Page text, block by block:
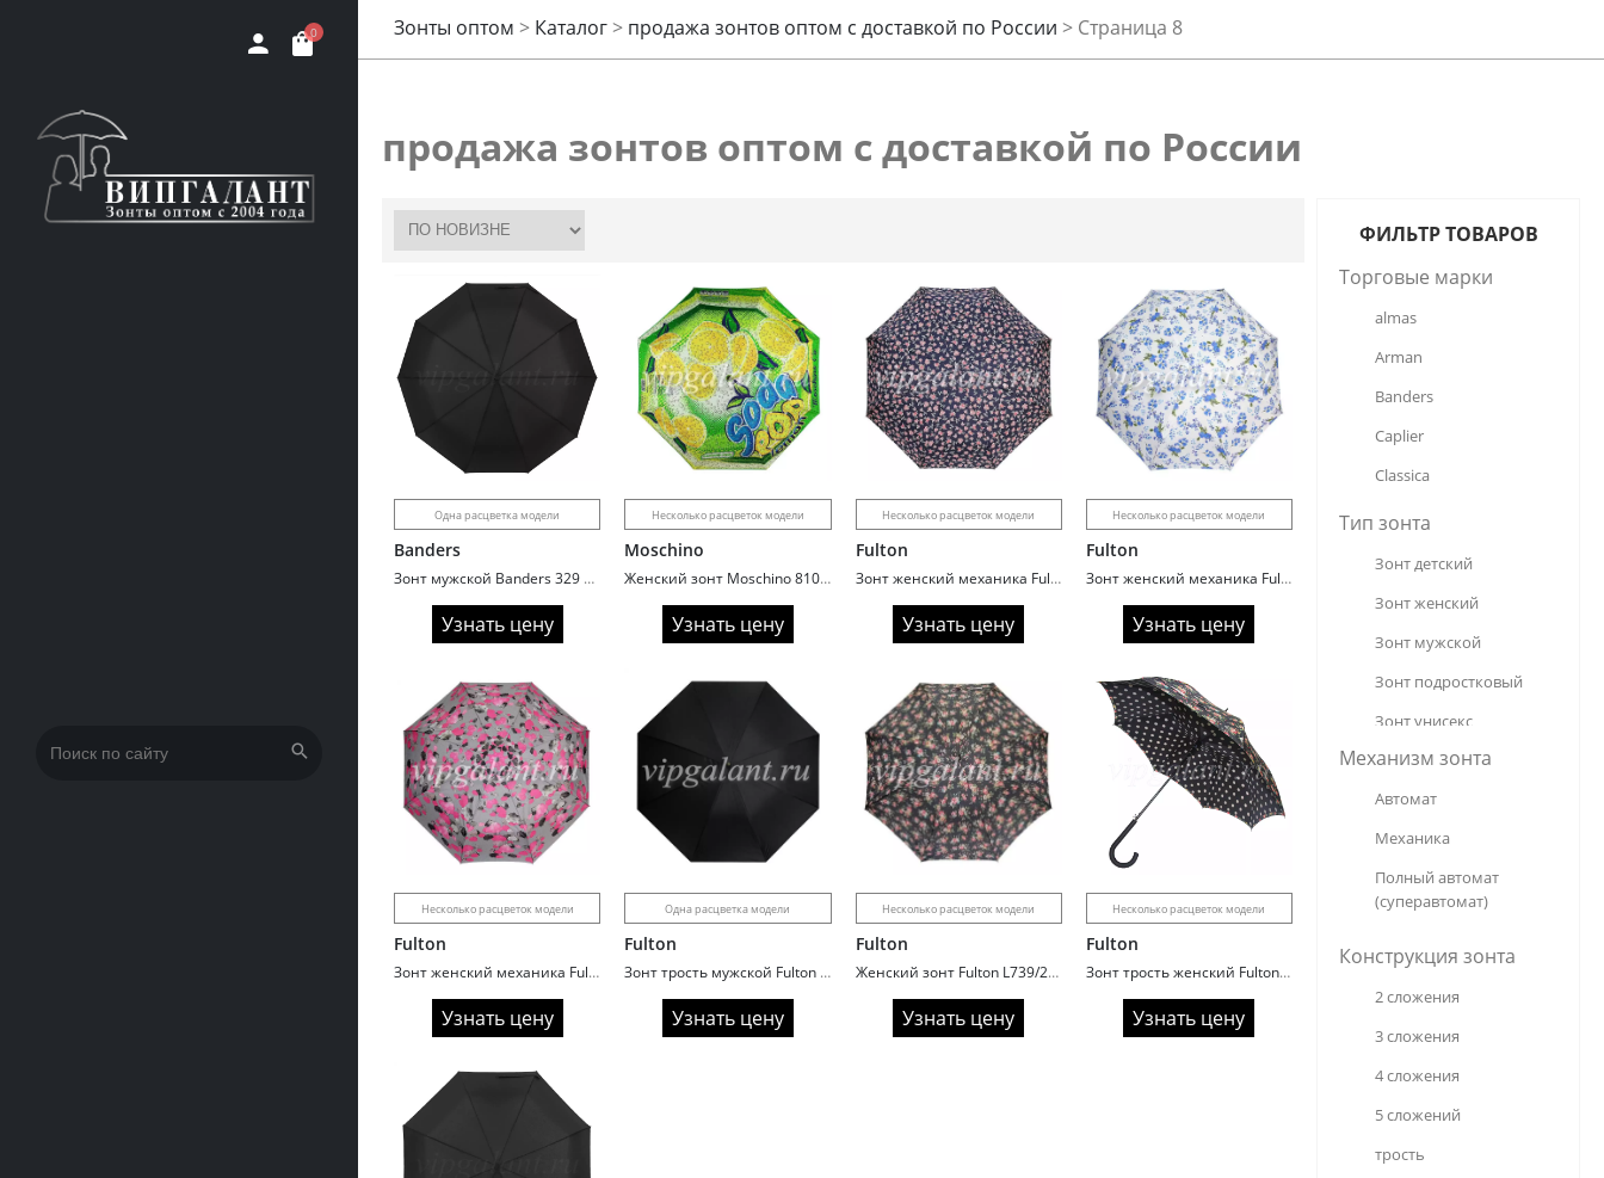
0
Искать:
Зонты оптом > Каталог> продажа зонтов оптом с доставкой по России > Страница 8
продажа зонтов оптом с доставкой по России
Одна расцветка модели
Banders
Зонт мужской Banders 329 ручка полукрюк
Узнать цену
Несколько расцветок модели
Moschino
Женский зонт Moschino 8100 Verde Mini Multi
Узнать цену
Несколько расцветок модели
Fulton
Зонт женский механика Fulton L354/2936 Summer Spray (Цветы)
Узнать цену
Несколько расцветок модели
Fulton
Зонт женский механика Fulton L354/2938 Poppy Bloom
Узнать цену
Несколько расцветок модели
Fulton
Зонт женский механика Fulton E446/2449 Облака
Узнать цену
Одна расцветка модели
Fulton
Зонт трость мужской Fulton G808/01 Consul Black
Узнать цену
Несколько расцветок модели
Fulton
Женский зонт Fulton L739/2845 в подарочной упаковке Цветы
Узнать цену
Несколько расцветок модели
Fulton
Зонт трость женский Fulton L778/2845 Цветы
Узнать цену
ФИЛЬТР ТОВАРОВ
Торговые марки
almas
Arman
Banders
Caplier
Classica
Diniya
Dolphin
Dropstop
Fulton
LAIRD
Laska
M.N.S.
Meddo
Moschino
Multibrand
Pasio
Popular
Royal
Susino
Unipro
Universal
Тип зонта
Зонт детский
Зонт женский
Зонт мужской
Зонт подростковый
Зонт унисекс
Механизм зонта
Автомат
Механика
Полный автомат
(суперавтомат)
Конструкция зонта
2 сложения
3 сложения
4 сложения
5 сложений
трость